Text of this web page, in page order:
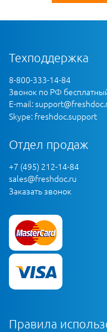
Техподдержка
8-800-333-14-84
Звонок по РФ
E-mail:
Skype: freshdoc.support
Отдел продаж
+7 (495) 212-14-84
sales@freshdoc.ru
Заказать звонок
Правила